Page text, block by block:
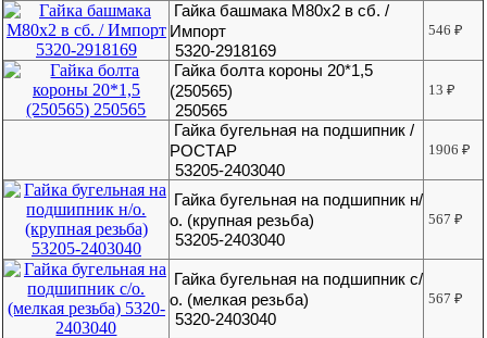
Гайка башмака М80х2 в сб. /
Импорт
5320-2918169
546₽
Гайка болта короны 20*1,5
(250565)
250565
13₽
Гайка бугельная на подшипник /
РОСТАР
53205-2403040
1906₽
Гайка бугельная на подшипник н/
о. (крупная резьба)
53205-2403040
567₽
Гайка бугельная на подшипник с/
о. (мелкая резьба)
5320-2403040
567₽